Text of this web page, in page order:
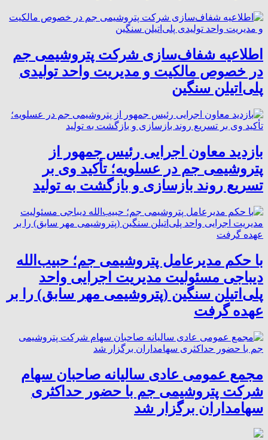
اطلاعیه شفاف‌سازی شرکت پتروشیمی جم
در خصوص مالکیت و مدیریت واحد تولیدی
پلی‌اتیلن سنگین
بازدید معاون اجرایی رئیس جمهور از
پتروشیمی جم در عسلویه؛ تأکید وی بر
تسریع روند بازسازی و بازگشت به تولید
با حکم مدیرعامل پتروشیمی جم؛ حبیب‌الله
دیباجی مسئولیت مدیریت اجرایی واحد
پلی‌اتیلن سنگین (پتروشیمی مهر سابق) را بر
عهده گرفت
مجمع عمومی عادی سالیانه صاحبان سهام
شرکت پتروشیمی جم با حضور حداکثری
سهامداران برگزار شد